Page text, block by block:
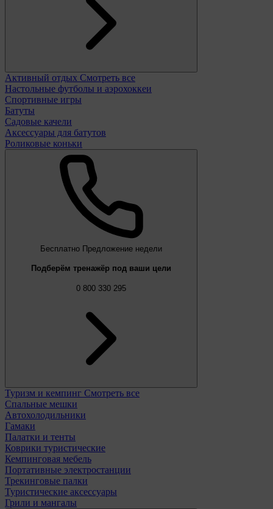
Активный отдых Смотреть все
Настольные футболы и аэрохоккеи
Спортивные игры
Батуты
Садовые качели
Аксессуары для батутов
Роликовые коньки
Бесплатно Предложение недели
Подберём тренажёр под ваши цели
0 800 330 295
Туризм и кемпинг Смотреть все
Спальные мешки
Автохолодильники
Гамаки
Палатки и тенты
Коврики туристические
Кемпинговая мебель
Портативные электростанции
Трекинговые палки
Туристические аксессуары
Грили и мангалы